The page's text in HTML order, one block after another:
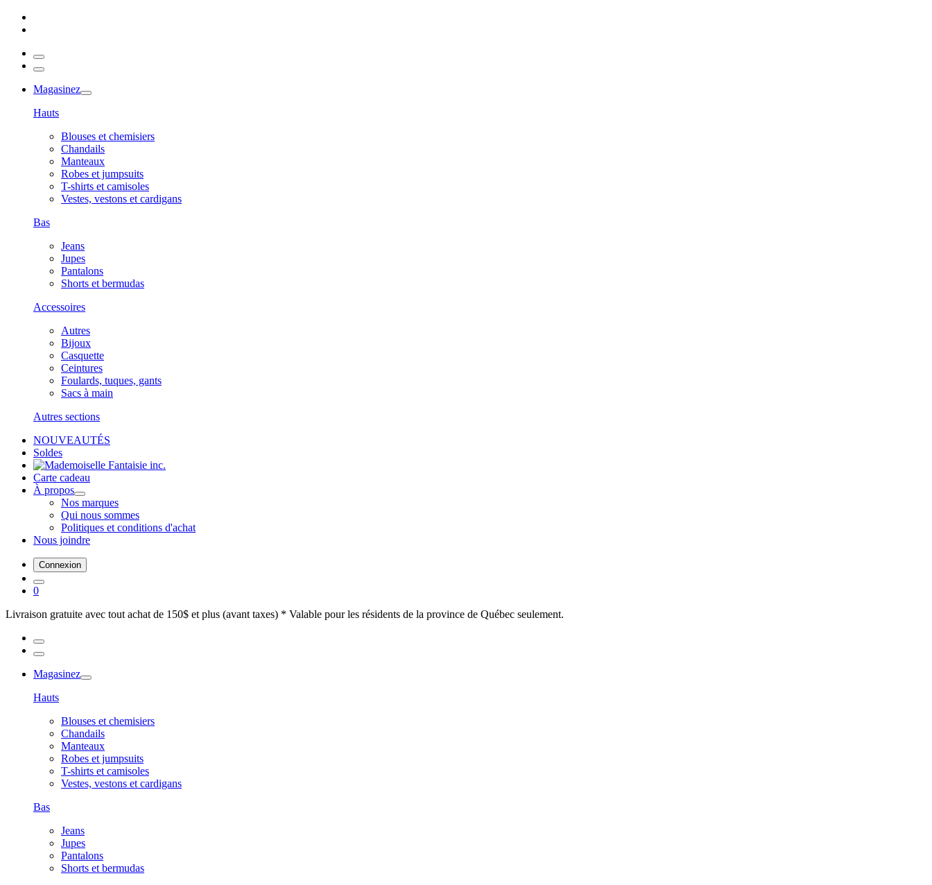
Magasinez
Hauts
Blouses et chemisiers
Chandails
Manteaux
Robes et jumpsuits
T-shirts et camisoles
Vestes, vestons et cardigans
Bas
Jeans
Jupes
Pantalons
Shorts et bermudas
Accessoires
Autres
Bijoux
Casquette
Ceintures
Foulards, tuques, gants
Sacs à main
Autres sections
NOUVEAUTÉS
Soldes
Carte cadeau
À propos
Nos marques
Qui nous sommes
Politiques et conditions d'achat
Nous joindre
Connexion
0
Livraison gratuite avec tout achat de 150$ et plus (avant taxes) * Valable pour les résidents de la province de Québec seulement.
Magasinez
Hauts
Blouses et chemisiers
Chandails
Manteaux
Robes et jumpsuits
T-shirts et camisoles
Vestes, vestons et cardigans
Bas
Jeans
Jupes
Pantalons
Shorts et bermudas